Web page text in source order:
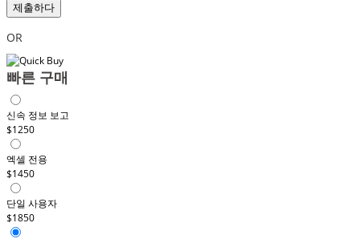
제출하다
OR
빠른 구매
신속 정보 보고
$1250
엑셀 전용
$1450
단일 사용자
$1850